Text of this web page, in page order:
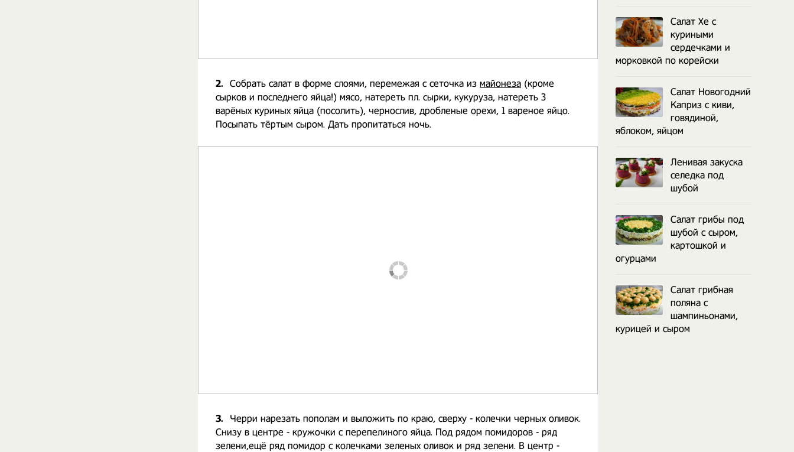
2. Собрать салат в форме слоями, перемежая с сеточка из майонеза (кроме
сырков и последнего яйца!) мясо, натереть пл. сырки, кукуруза, натереть 3
варёных куриных яйца (посолить), чернослив, дробленые орехи, 1 вареное яйцо.
Посыпать тёртым сыром. Дать пропитаться ночь.
3.
Черри нарезать пополам и выложить по краю, сверху - колечки черных оливок.
Снизу в центре - кружочки с перепелиного яйца. Под рядом помидоров - ряд
зелени,ещё ряд помидор с колечками зеленых оливок и ряд зелени. В центр -
Салат Хе с
куриными
сердечками и
морковкой по корейски
Салат Новогодний
Каприз с киви,
говядиной,
яблоком, яйцом
Ленивая закуска
селедка под
шубой
Салат грибы под
шубой с сыром,
картошкой и
огурцами
Салат грибная
поляна с
шампиньонами,
курицей и сыром